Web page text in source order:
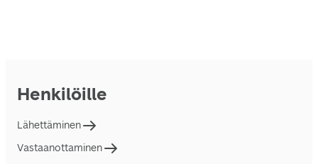
Henkilöille
Lähettäminen
Vastaanottaminen